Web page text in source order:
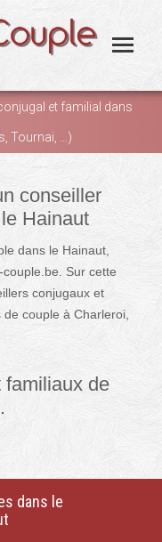
et familial dans
Tournai, …)
conseiller
Hainaut
dans le Hainaut,
couple.be. Sur cette
conjugaux et
couple à Charleroi,
familiaux de
dans le